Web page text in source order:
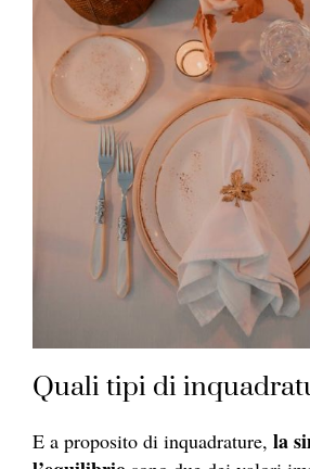
Quali tipi di
E a proposito di inquadrature, la